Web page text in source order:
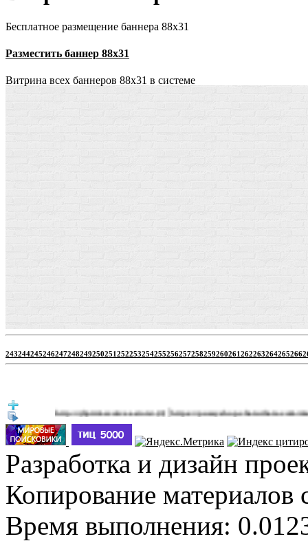
Бесплатное размещение баннера 88х31
Разместить баннер 88х31
Витрина всех баннеров 88x31 в системе
243244245246247248249250251252253254255256257258259260261262263264265266
http://jbprimecurves.store/(3)|https://pussyshop.chaturbate.com/male-cams/
Разработка и дизайн
Копирование материалов
Время выполнения: